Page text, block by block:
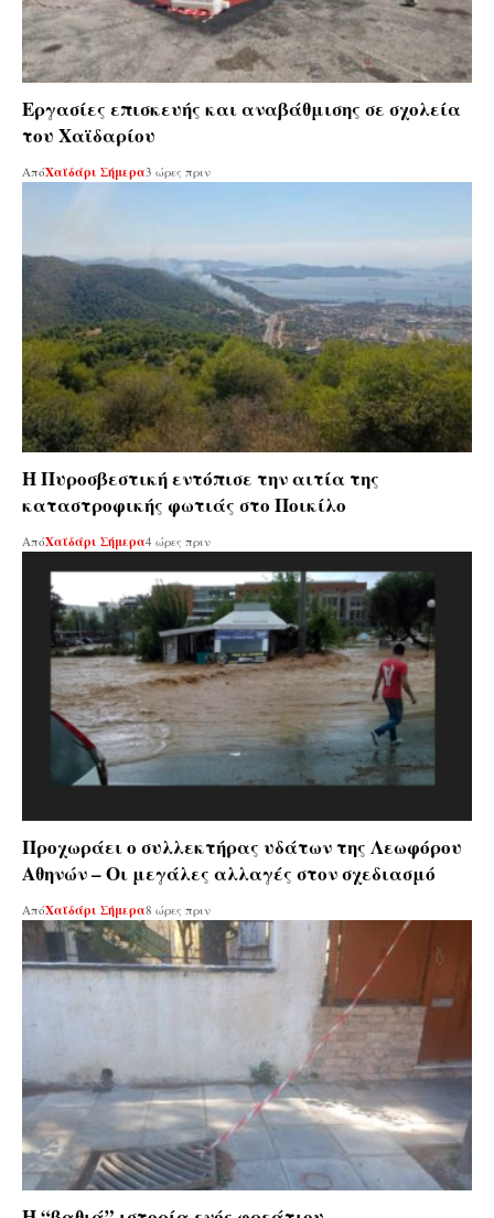
Εργασίες επισκευής και αναβάθμισης σε σχολεία
του Χαϊδαρίου
ΑπόΧαϊδάρι Σήμερα3 ώρες πριν
Η Πυροσβεστική εντόπισε την αιτία της
καταστροφικής φωτιάς στο Ποικίλο
ΑπόΧαϊδάρι Σήμερα4 ώρες πριν
Προχωράει ο συλλεκτήρας υδάτων της Λεωφόρου
Αθηνών – Οι μεγάλες αλλαγές στον σχεδιασμό
ΑπόΧαϊδάρι Σήμερα8 ώρες πριν